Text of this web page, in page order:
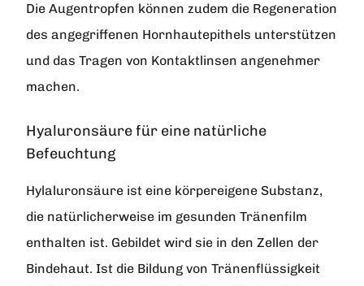
Die Augentropfen können zudem die Regeneration
des angegriffenen Hornhautepithels unterstützen
und das Tragen von Kontaktlinsen angenehmer
machen.
Hyaluronsäure für eine natürliche
Befeuchtung
Hylaluronsäure ist eine körpereigene Substanz,
die natürlicherweise im gesunden Tränenfilm
enthalten ist. Gebildet wird sie in den Zellen der
Bindehaut. Ist die Bildung von Tränenflüssigkeit